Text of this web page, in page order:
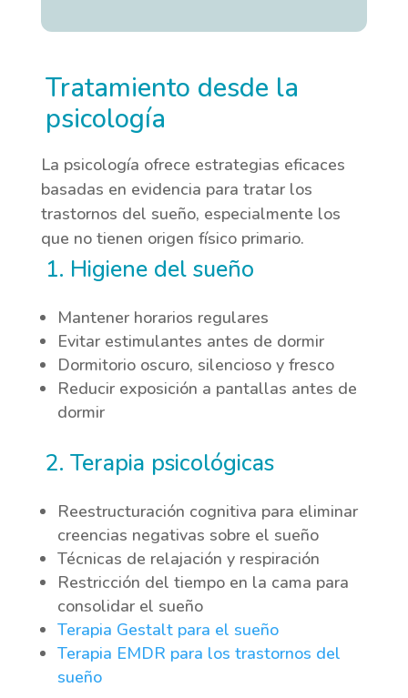
Tratamiento desde la
psicología
La psicología ofrece estrategias eficaces
basadas en evidencia para tratar los
trastornos del sueño, especialmente los
que no tienen origen físico primario.
1. Higiene del sueño
Mantener horarios regulares
Evitar estimulantes antes de dormir
Dormitorio oscuro, silencioso y fresco
Reducir exposición a pantallas antes de
dormir
2. Terapia psicológicas
Reestructuración cognitiva para eliminar
creencias negativas sobre el sueño
Técnicas de relajación y respiración
Restricción del tiempo en la cama para
consolidar el sueño
Terapia Gestalt para el sueño
Terapia EMDR para los trastornos del
sueño